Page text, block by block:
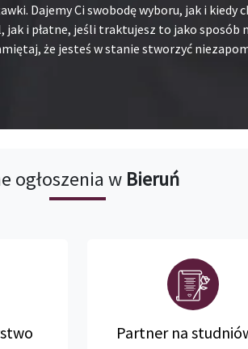
Dajemy Ci swobodę wyboru, jak i kiedy
i płatne, jeśli traktujesz to jako
że jesteś w stanie stworzyć
ogłoszenia w Bieruń
Partner na